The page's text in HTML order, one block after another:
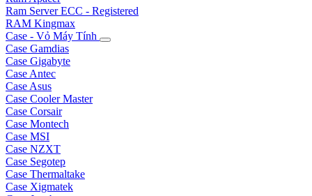
Ram Server ECC - Registered
RAM Kingmax
Case - Vỏ Máy Tính
Case Gamdias
Case Gigabyte
Case Antec
Case Asus
Case Cooler Master
Case Corsair
Case Montech
Case MSI
Case NZXT
Case Segotep
Case Thermaltake
Case Xigmatek